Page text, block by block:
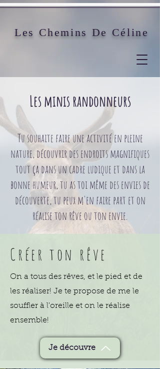
Les Chemins De Céline
Les minis randonneurs
Tu souhaite faire une activité en pleine
nature, découvrir des endroits magnifiques
tout ça dans un cadre ludique et dans la
bonne humeur, tu as toi même des envies de
découverte, tu peux m'en faire part et on
réalise ton rêve ou ton envie.
Créer ton rêve
On a tous des rêves, et le pied et de
les réaliser! Je te propose de me le
souffler à l'oreille et on le réalise
ensemble!
Je découvre